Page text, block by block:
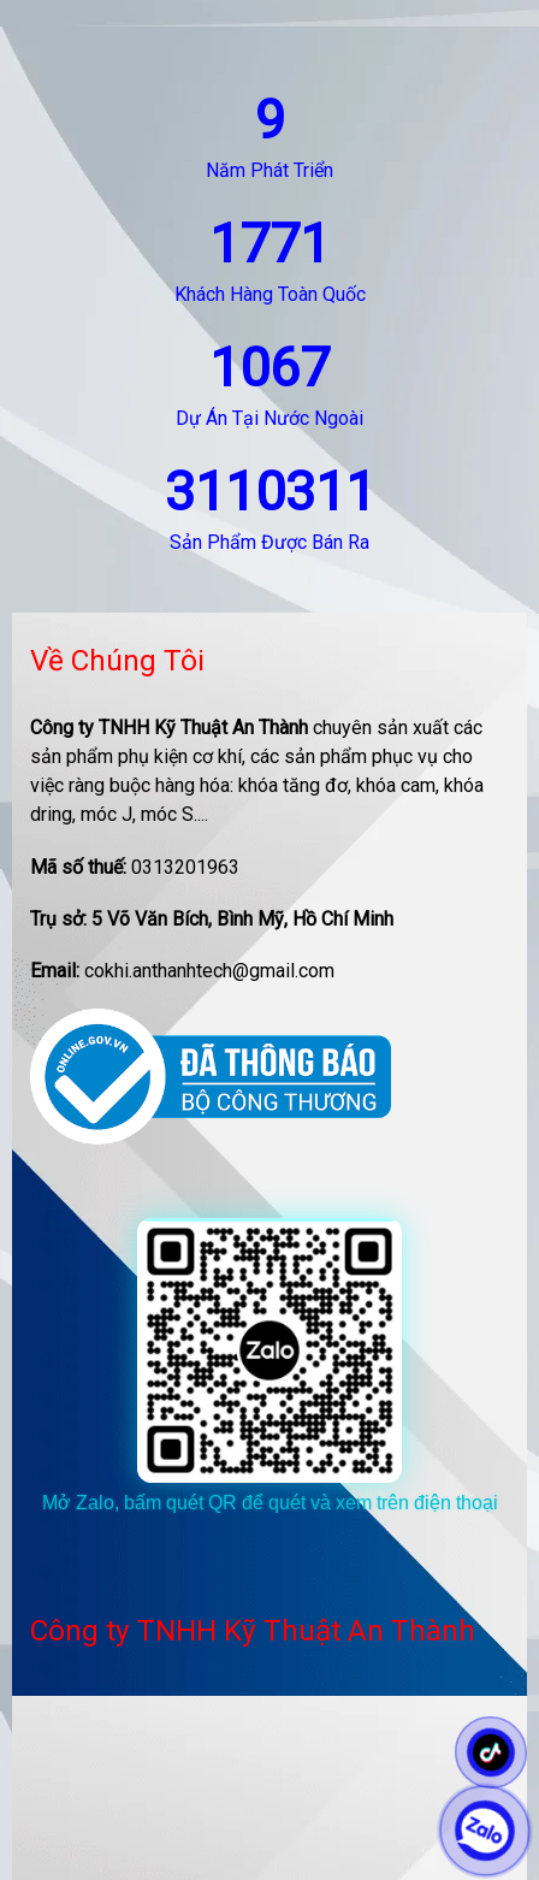
9
Năm Phát Triển
1771
Khách Hàng Toàn Quốc
1067
Dự Án Tại Nước Ngoài
3110311
Sản Phẩm Được Bán Ra
Về Chúng Tôi
Công ty TNHH Kỹ Thuật An Thành chuyên sản xuất các
sản phẩm phụ kiện cơ khí, các sản phẩm phục vụ cho
việc ràng buộc hàng hóa: khóa tăng đơ, khóa cam, khóa
dring, móc J, móc S....
Mã số thuế: 0313201963
Trụ sở: 5 Võ Văn Bích, Bình Mỹ, Hồ Chí Minh
Email: cokhi.anthanhtech@gmail.com
Mở Zalo, bấm quét QR để quét và xem trên điện thoại
Công ty TNHH Kỹ Thuật An Thành